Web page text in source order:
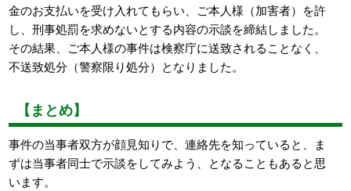
金のお支払いを受け入れてもらい、ご本人様（加害者）を許
し、刑事処罰を求めないとする内容の示談を締結しました。
その結果、ご本人様の事件は検察庁に送致されることなく、
不送致処分（警察限り処分）となりました。
【まとめ】
事件の当事者双方が顔見知りで、連絡先を知っていると、ま
ずは当事者同士で示談をしてみよう、となることもあると思
います。